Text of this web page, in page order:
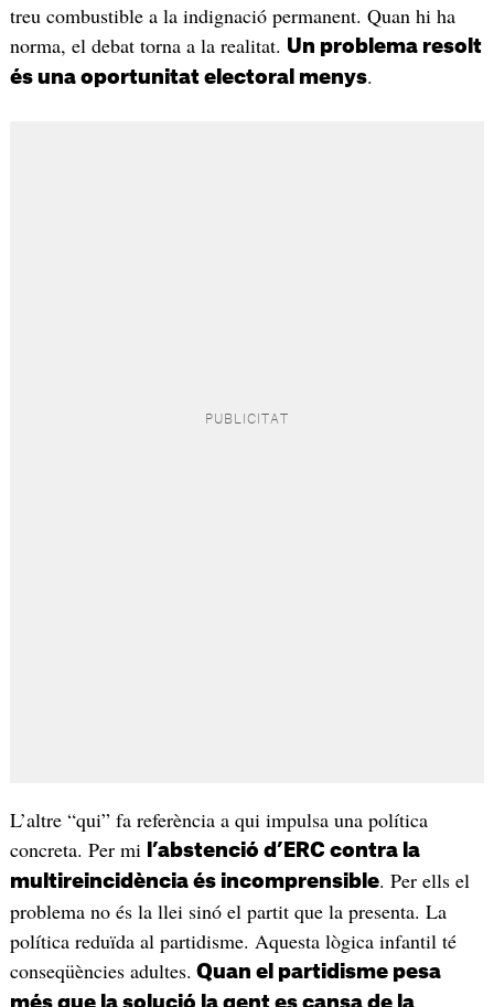
treu combustible a la indignació permanent. Quan hi ha
norma, el debat torna a la realitat. Un problema resolt
és una oportunitat electoral menys.
L’altre “qui” fa referència a qui impulsa una política
concreta. Per mi l’abstenció d’ERC contra la
multireincidència és incomprensible. Per ells el
problema no és la llei sinó el partit que la presenta. La
política reduïda al partidisme. Aquesta lògica infantil té
conseqüències adultes. Quan el partidisme pesa